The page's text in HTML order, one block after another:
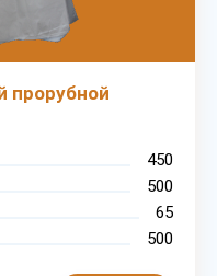
прорубной
450
500
65
500